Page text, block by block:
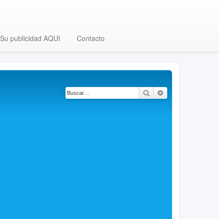
Su publicidad AQUI Contacto
Buscar